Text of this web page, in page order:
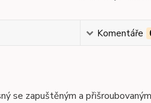
Komentáře
se zapuštěným a